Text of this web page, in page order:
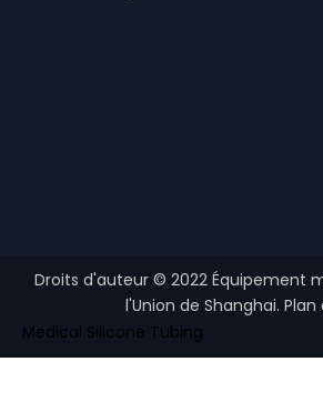
Droits d'auteur © 2022 Équipement
l'Union de Shanghai. Plan
Medical Silicone Tubing